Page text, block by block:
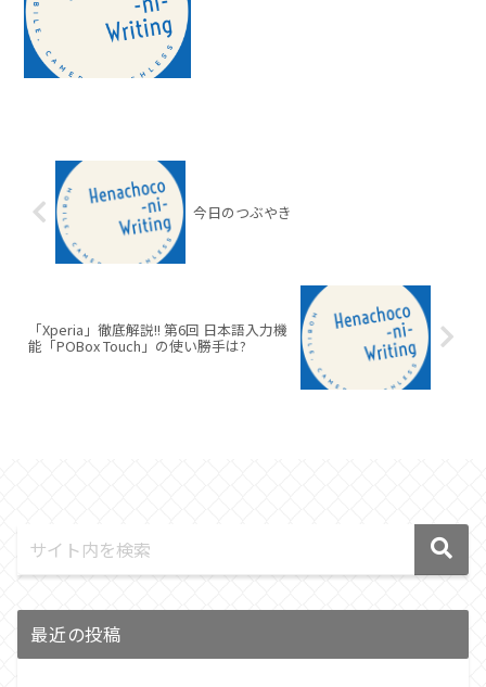
今日のつぶやき
「Xperia」徹底解説!! 第6回 日本語入力機
能「POBox Touch」の使い勝手は?
最近の投稿